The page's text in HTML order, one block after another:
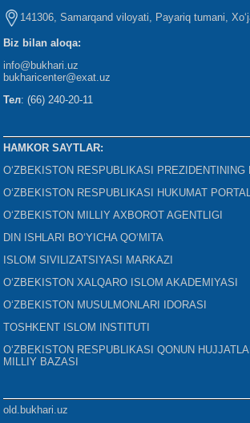
141306, Samarqand viloyati, Payariq tumani,
Biz bilan aloqa:
info@bukhari.uz
bukharicenter@exat.uz
Тел: (66) 240-20-11
HAMKOR SAYTLAR:
O‘ZBEKISTON RESPUBLIKASI PREZIDENTINING
O‘ZBEKISTON RESPUBLIKASI HUKUMAT
O‘ZBEKISTON MILLIY AXBOROT AGENTLIGI
DIN ISHLARI BO‘YICHA QO‘MITA
ISLOM SIVILIZATSIYASI MARKAZI
O‘ZBEKISTON XALQARO ISLOM AKADEMIYASI
O‘ZBEKISTON MUSULMONLARI IDORASI
TOSHKENT ISLOM INSTITUTI
O‘ZBEKISTON RESPUBLIKASI QONUN
MILLIY BAZASI
old.bukhari.uz